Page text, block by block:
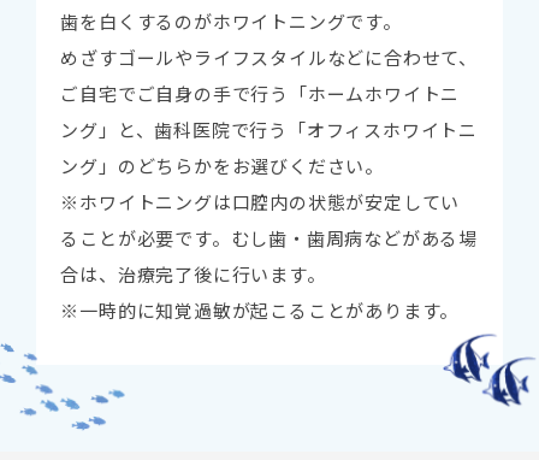
歯を白くするのがホワイトニングです。
めざすゴールやライフスタイルなどに合わせて、
ご自宅でご自身の手で行う「ホームホワイトニ
ング」と、歯科医院で行う「オフィスホワイトニ
ング」のどちらかをお選びください。
※ホワイトニングは口腔内の状態が安定してい
ることが必要です。むし歯・歯周病などがある場
合は、治療完了後に行います。
※一時的に知覚過敏が起こることがあります。